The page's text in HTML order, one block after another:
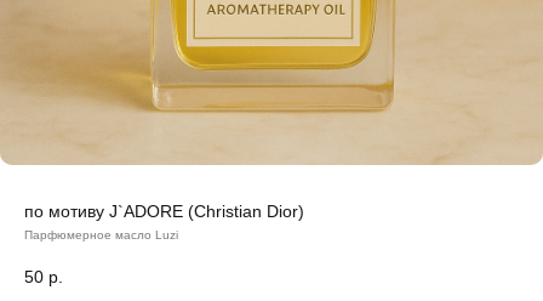
по мотиву J`ADORE (Christian Dior)
Парфюмерное масло Luzi
50 р.